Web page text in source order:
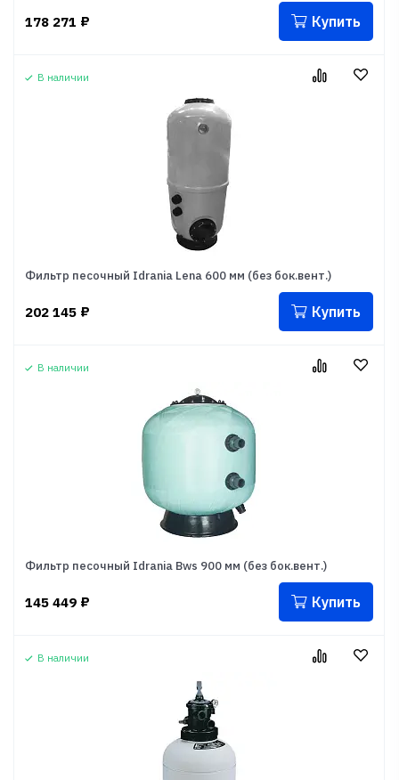
178 271 ₽ Купить
В наличии
Фильтр песочный Idrania Lena 600 мм (без бок.вент.)
202 145 ₽ Купить
В наличии
Фильтр песочный Idrania Bws 900 мм (без бок.вент.)
145 449 ₽ Купить
В наличии